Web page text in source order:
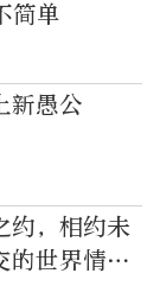
简单
新愚公
约，相约未
世界情怀